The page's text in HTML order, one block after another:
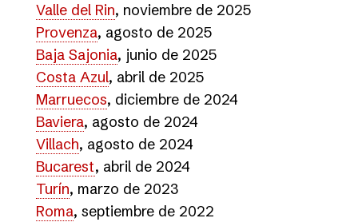
Valle del Rin, noviembre de 2025
Provenza, agosto de 2025
Baja Sajonia, junio de 2025
Costa Azul, abril de 2025
Marruecos, diciembre de 2024
Baviera, agosto de 2024
Villach, agosto de 2024
Bucarest, abril de 2024
Turín, marzo de 2023
Roma, septiembre de 2022